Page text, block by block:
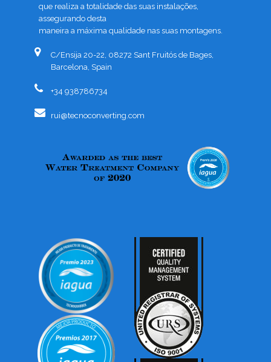
que realiza a totalidade das suas instalações,
assegurando desta
maneira a máxima qualidade nas suas montagens.
C/Ensija 20-22, 08272 Sant Fruitós de Bages,
Barcelona, Spain
+34 938786734
rui@tecnoconverting.com